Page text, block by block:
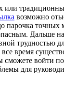
или
возможно
парочка
Дальше
трудностью
время
войти по
для